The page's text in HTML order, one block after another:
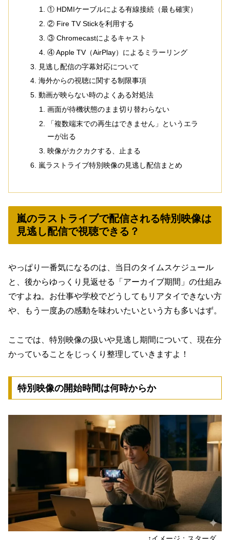
① HDMIケーブルによる有線接続（最も確実）
② Fire TV Stickを利用する
③ Chromecastによるキャスト
④ Apple TV（AirPlay）によるミラーリング
見逃し配信の字幕対応について
海外からの視聴に関する制限事項
動画が映らない時のよくある対処法
画面が待機状態のまま切り替わらない
「複数端末での再生はできません」というエラ
ーが出る
映像がカクカクする、止まる
嵐ラストライブ特別映像の見逃し配信まとめ
嵐のラストライブで配信される特別映像は
見逃し配信で視聴できる？
やっぱり一番気になるのは、当日のタイムスケジュール
と、後からゆっくり見返せる「アーカイブ期間」の仕組み
ですよね。お仕事や学校でどうしてもリアタイできない方
や、もう一度あの感動を味わいたいという方も多いはず。
ここでは、特別映像の扱いや見逃し期間について、現在分
かっていることをじっくり整理していきますよ！
特別映像の開始時間は何時からか
↑イメージ：スターダ